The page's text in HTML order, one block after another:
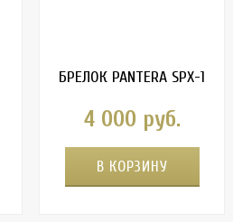
БРЕЛОК PANTERA SPX-1
4 000 руб.
В КОРЗИНУ